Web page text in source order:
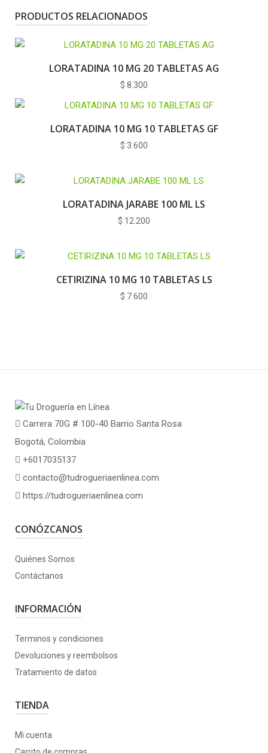
PRODUCTOS RELACIONADOS
LORATADINA 10 MG 20 TABLETAS AG
$ 8.300
LORATADINA 10 MG 10 TABLETAS GF
$ 3.600
LORATADINA JARABE 100 ML LS
$ 12.200
CETIRIZINA 10 MG 10 TABLETAS LS
$ 7.600
Carrera 70G # 100-40 Barrio Santa Rosa
Bogotá, Colombia
+6017035137
contacto@tudrogueriaenlinea.com
https://tudrogueriaenlinea.com
CONÓZCANOS
Quiénes Somos
Contáctanos
INFORMACIÓN
Terminos y condiciones
Devoluciones y reembolsos
Tratamiento de datos
TIENDA
Mi cuenta